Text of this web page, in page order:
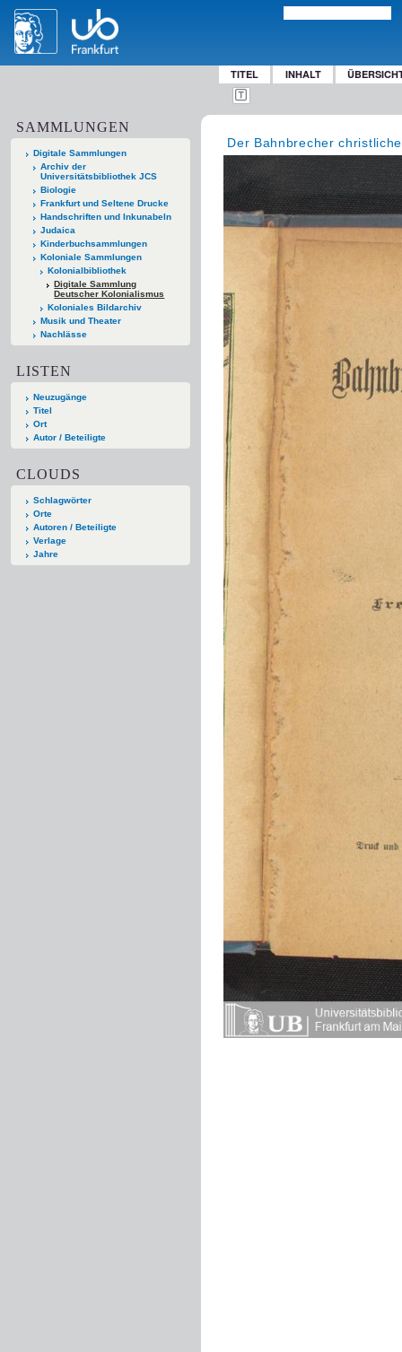
TITEL INHALT
SAMMLUNGEN
Digitale Sammlungen
Archiv der
Universitätsbibliothek JCS
Biologie
Frankfurt und Seltene Drucke
Handschriften und Inkunabeln
Judaica
Kinderbuchsammlungen
Koloniale Sammlungen
Kolonialbibliothek
Digitale Sammlung
Deutscher Kolonialismus
Koloniales Bildarchiv
Musik und Theater
Nachlässe
LISTEN
Neuzugänge
Titel
Ort
Autor / Beteiligte
CLOUDS
Schlagwörter
Orte
Autoren / Beteiligte
Verlage
Jahre
Der Bahnbrecher